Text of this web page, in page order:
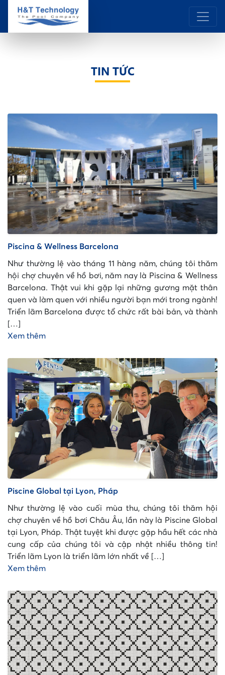
TIN TỨC
Piscina & Wellness Barcelona
Như thường lệ vào tháng 11 hàng năm, chúng tôi thăm
hội chợ chuyên về hồ bơi, năm nay là Piscina & Wellness
Barcelona. Thật vui khi gặp lại những gương mặt thân
quen và làm quen với nhiều người bạn mới trong ngành!
Triển lãm Barcelona được tổ chức rất bài bản, và thành
[…]
Xem thêm
Piscine Global tại Lyon, Pháp
Như thường lệ vào cuối mùa thu, chúng tôi thăm hội
chợ chuyên về hồ bơi Châu Âu, lần này là Piscine Global
tại Lyon, Pháp. Thật tuyệt khi được gặp hầu hết các nhà
cung cấp của chúng tôi và cập nhật nhiều thông tin!
Triển lãm Lyon là triển lãm lớn nhất về […]
Xem thêm